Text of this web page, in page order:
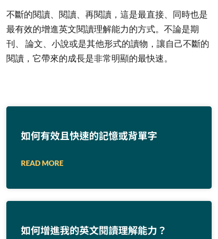
不斷的閱讀、閱讀、再閱讀，這是最直接、同時也是
最有效的增進英文閱讀理解能力的方式。不論是期
刊、 論文、小說或是其他形式的讀物，讓自己不斷的
閱讀，它帶來的成長是非常明顯的最快速。
如何有效且快速的記憶或背單字
READ MORE
如何增進我的英文閱讀理解能力？